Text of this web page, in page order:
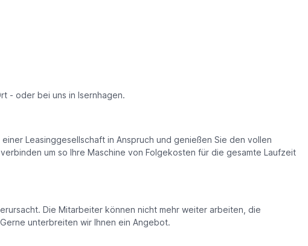
- oder bei uns in Isernhagen.
Leasinggesellschaft in Anspruch und genießen Sie den vollen
um so Ihre Maschine von Folgekosten für die gesamte Laufzeit
Die Mitarbeiter können nicht mehr weiter arbeiten, die
unterbreiten wir Ihnen ein Angebot.